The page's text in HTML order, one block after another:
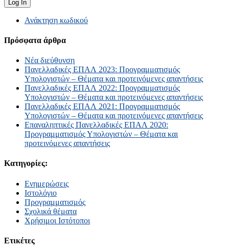
Ανάκτηση κωδικού
Πρόσφατα άρθρα
Νέα διεύθυνση
Πανελλαδικές ΕΠΑΛ 2023: Προγραμματισμός
Υπολογιστών – Θέματα και προτεινόμενες απαντήσεις
Πανελλαδικές ΕΠΑΛ 2022: Προγραμματισμός
Υπολογιστών – Θέματα και προτεινόμενες απαντήσεις
Πανελλαδικές ΕΠΑΛ 2021: Προγραμματισμός
Υπολογιστών – Θέματα και προτεινόμενες απαντήσεις
Επαναληπτικές Πανελλαδικές ΕΠΑΛ 2020:
Προγραμματισμός Υπολογιστών – Θέματα και
προτεινόμενες απαντήσεις
Κατηγορίες:
Ενημερώσεις
Ιστολόγιο
Προγραμματισμός
Σχολικά θέματα
Χρήσιμοι Ιστότοποι
Ετικέτες